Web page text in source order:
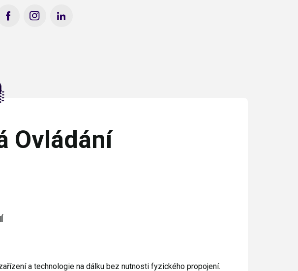
Ovládání
a technologie na dálku bez nutnosti fyzického propojení.